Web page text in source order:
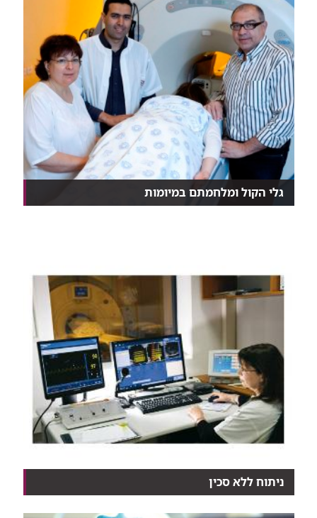
גלי הקול ומלחמתם במיומות
לכל אישה שלישית אחרי גיל 40 יש מיומה (שרירן) ברחם...
ניתוח ללא סכין
טכנולוגיה חדשנית המשלבת MRI ואולטרסאונד ממוקד
(FUS...